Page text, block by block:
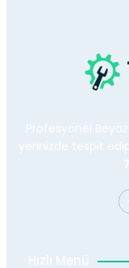
Profesyonel Beyaz
yerinizde tespit
Hızlı Menü